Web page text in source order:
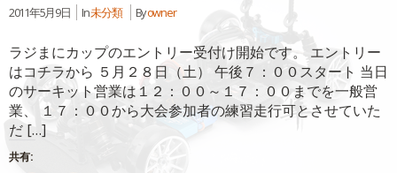
で
開
ま
す)
(新
ィ
ン
ド
ウ
で
開
き
2011年5月9日 In未分類 Byowner
ラジまにカップのエントリー受付け開始です。 エントリー
はコチラから ５月２８日（土） 午後７：００スタート 当日
のサーキット営業は１２：００～１７：００までを一般営
業、 １７：００から大会参加者の練習走行可とさせていた
だ […]
共有: